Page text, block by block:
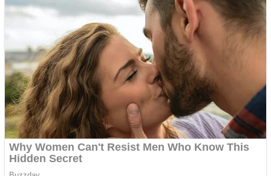
Curatare canapele
Bucuresti. Curatare
profesionala